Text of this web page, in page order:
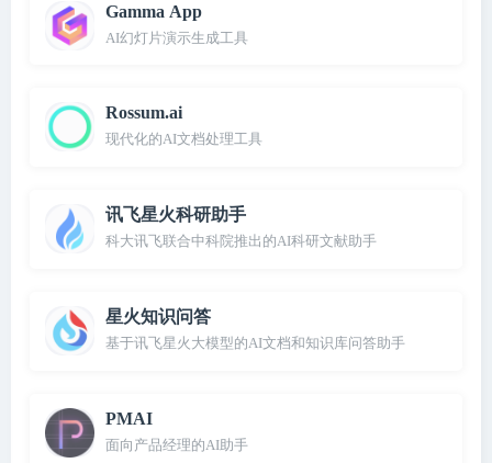
Gamma App
AI幻灯片演示生成工具
Rossum.ai
现代化的AI文档处理工具
讯飞星火科研助手
科大讯飞联合中科院推出的AI科研文献助手
星火知识问答
基于讯飞星火大模型的AI文档和知识库问答助手
PMAI
面向产品经理的AI助手